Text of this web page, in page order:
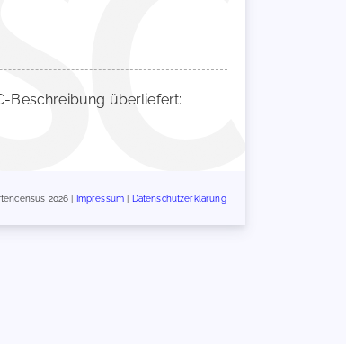
Beschreibung überliefert:
2026 | Impressum Datenschutzerklärung